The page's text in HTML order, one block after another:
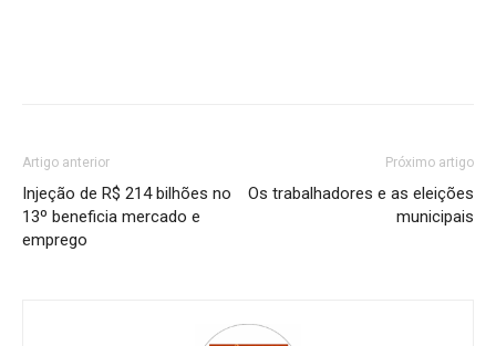
Artigo anterior
Injeção de R$ 214 bilhões no
13º beneficia mercado e
emprego
Próximo artigo
Os trabalhadores e as eleições
municipais